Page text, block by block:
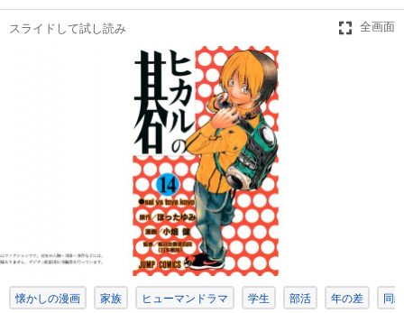
スライドして試し読み 全画面
懐かしの漫画 家族 ヒューマンドラマ 学生 部活 年の差 同
あらすじを表示する
円 (税込)
あらすじを表示する
ヒカルの碁 8
円 (税込)
あらすじを表示する
ヒカルの碁 9